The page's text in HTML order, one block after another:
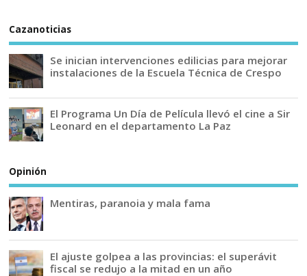
Cazanoticias
Se inician intervenciones edilicias para mejorar
instalaciones de la Escuela Técnica de Crespo
El Programa Un Día de Película llevó el cine a Sir
Leonard en el departamento La Paz
Opinión
Mentiras, paranoia y mala fama
El ajuste golpea a las provincias: el superávit
fiscal se redujo a la mitad en un año